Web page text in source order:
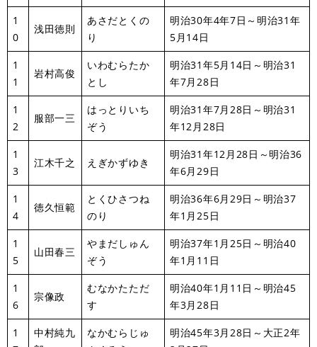
1
0
浅田徳則
あさだとくの
り
明治30年4年7日～明治31年
5月14日
1
1
岩村高俊
いわむらたか
とし
明治31年5月14日～明治31
年7月28日
1
2
服部一三
はっとりいち
ぞう
明治31年7月28日～明治31
年12月28日
1
3
江木千之 えぎかずゆき
明治31年12月28日～明治36
年6月29日
1
4
徳久恒範
とくひさつね
のり
明治36年6月29日～明治37
年1月25日
1
5
山田春三
やまだしゅん
ぞう
明治37年1月25日～明治40
年1月11日
1
6
宗像政
むなかたただ
す
明治40年1月11日～明治45
年3月28日
1
中村純九
なかむらじゅ
明治45年3月28日～大正2年